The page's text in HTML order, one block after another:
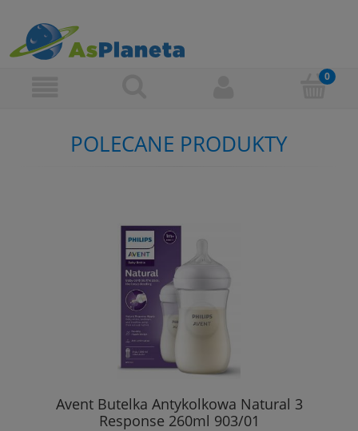
POLECANE PRODUKTY
Avent Butelka Antykolkowa Natural 3
Response 260ml 903/01